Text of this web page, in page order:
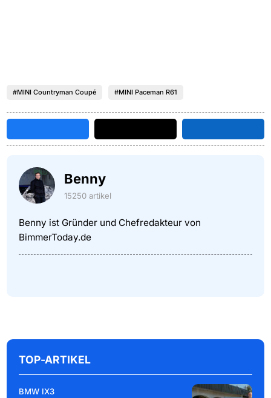
#MINI Countryman Coupé #MINI Paceman R61
Benny
15250 artikel
Benny ist Gründer und Chefredakteur von
BimmerToday.de
TOP-ARTIKEL
BMW IX3